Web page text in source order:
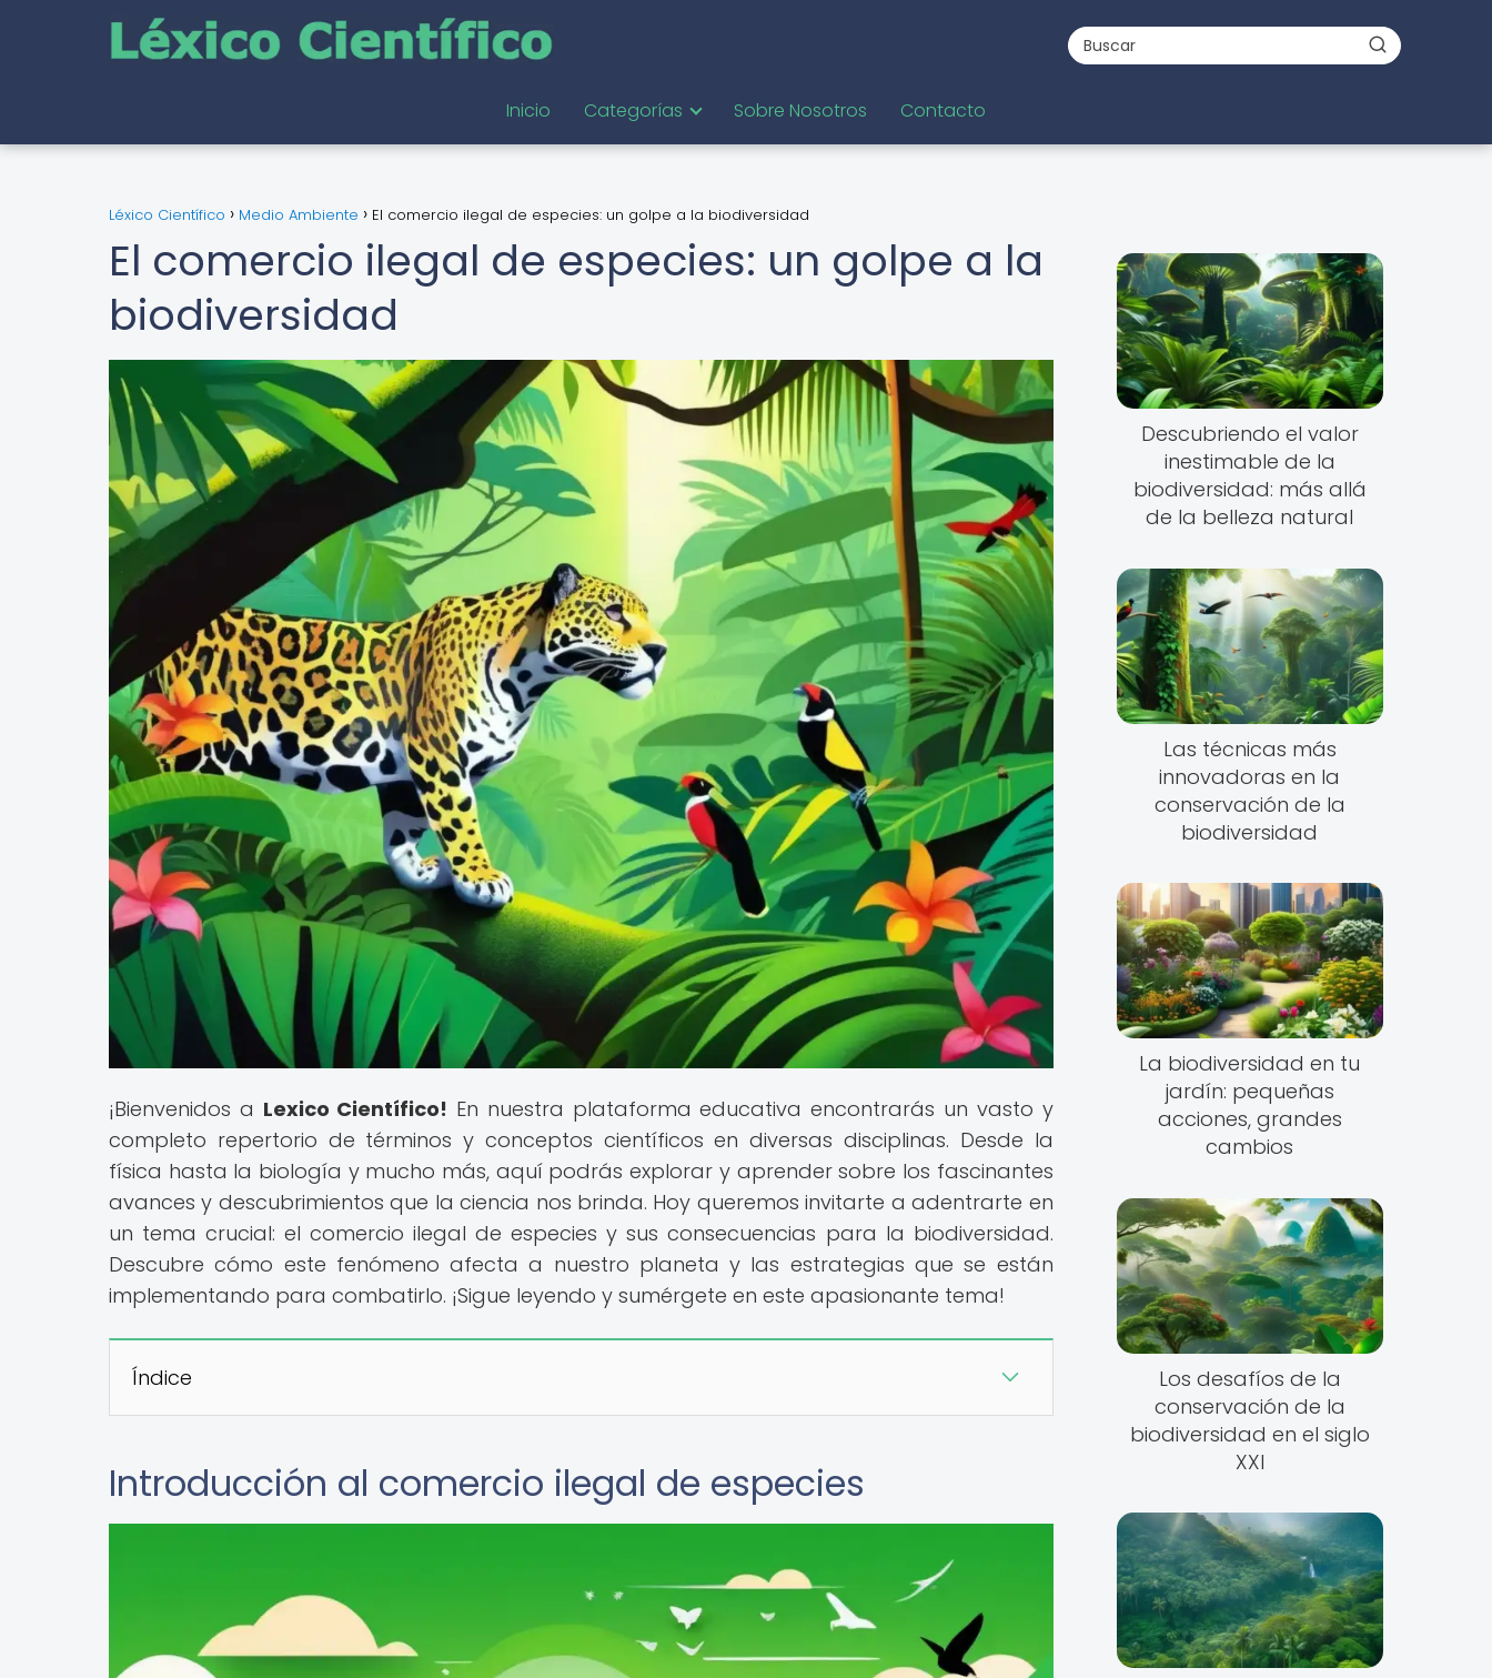
Inicio Categorías Sobre Nosotros Contacto
Léxico Científico Medio Ambiente El comercio ilegal de especies: un golpe a la biodiversidad
El comercio ilegal de especies: un golpe a la
biodiversidad
¡Bienvenidos a Lexico Científico! En nuestra plataforma educativa encontrarás un vasto y
completo repertorio de términos y conceptos científicos en diversas disciplinas. Desde la
física hasta la biología y mucho más, aquí podrás explorar y aprender sobre los fascinantes
avances y descubrimientos que la ciencia nos brinda. Hoy queremos invitarte a adentrarte en
un tema crucial: el comercio ilegal de especies y sus consecuencias para la biodiversidad.
Descubre cómo este fenómeno afecta a nuestro planeta y las estrategias que se están
implementando para combatirlo. ¡Sigue leyendo y sumérgete en este apasionante tema!
Índice
Introducción al comercio ilegal de especies
Descubriendo el valor
inestimable de la
biodiversidad: más allá
de la belleza natural
Las técnicas más
innovadoras en la
conservación de la
biodiversidad
La biodiversidad en tu
jardín: pequeñas
acciones, grandes
cambios
Los desafíos de la
conservación de la
biodiversidad en el siglo
XXI